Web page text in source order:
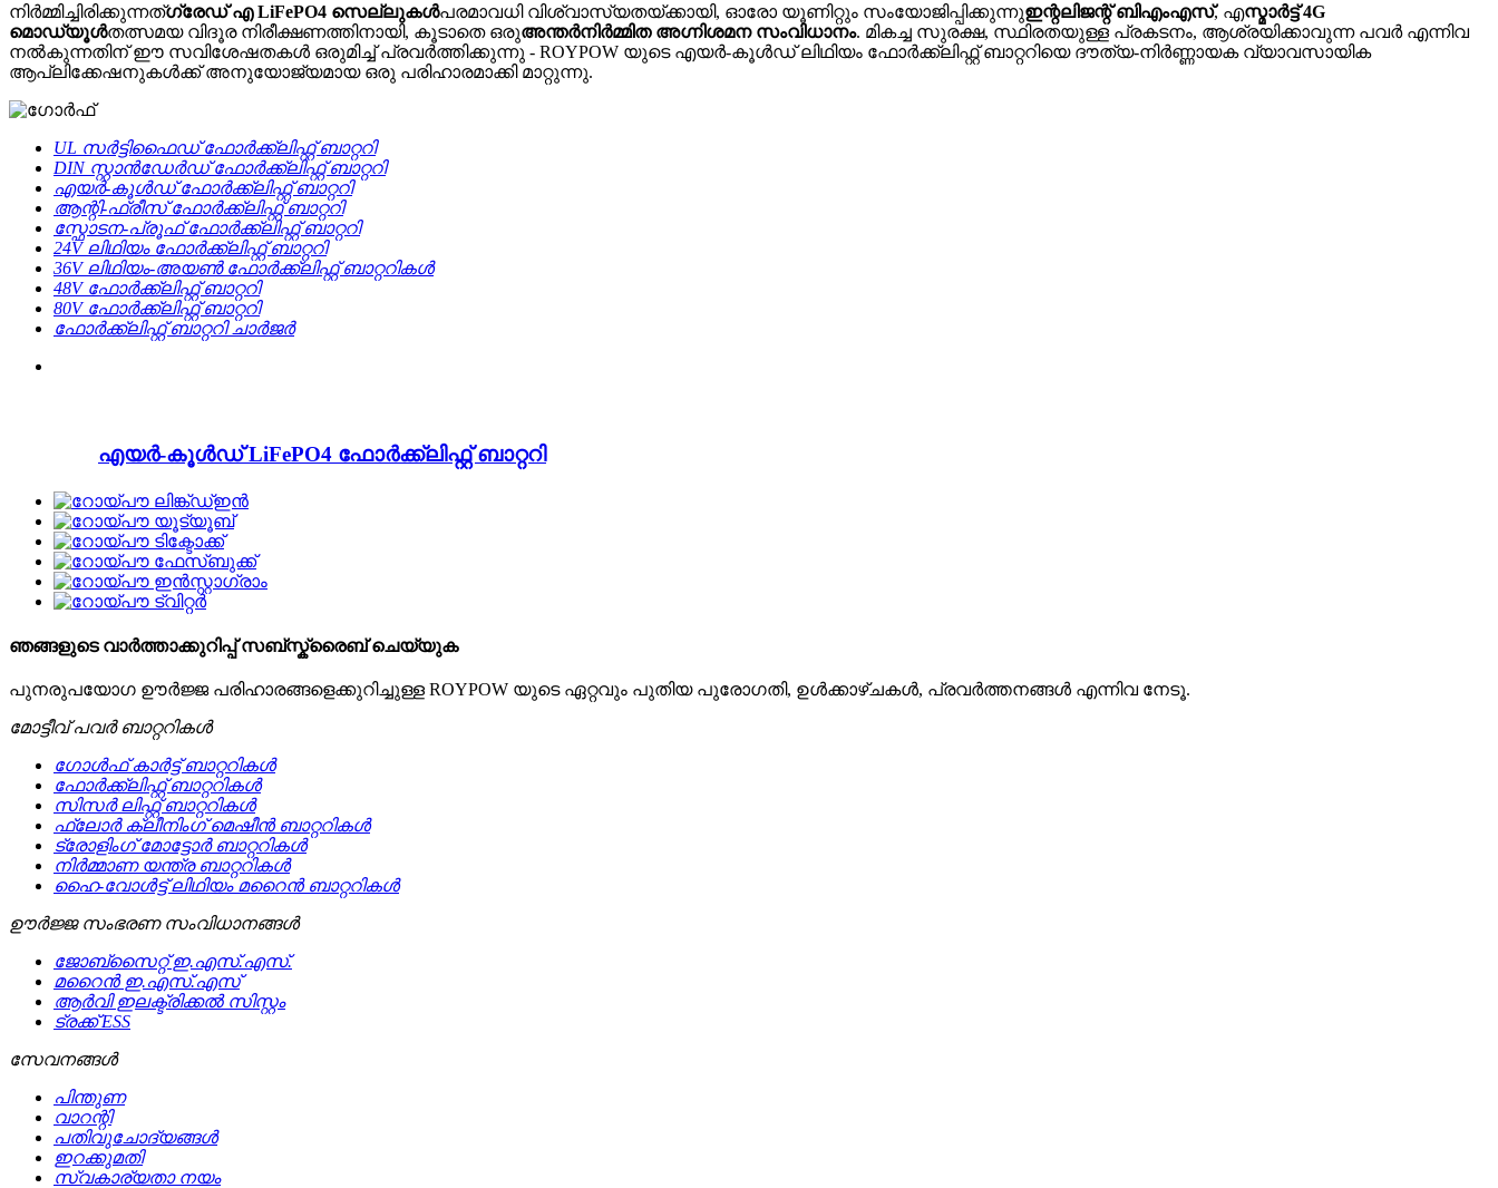
നിർമ്മിച്ചിരിക്കുന്നത്ഗ്രേഡ് എ LiFePO4 സെല്ലുകൾപരമാവധി വിശ്വാസ്യതയ്ക്കായി, ഓരോ യൂണിറ്റും സംയോജിപ്പിക്കുന്നുഇന്റലിജന്റ് ബിഎംഎസ്, എസ്മാർട്ട് 4G
മൊഡ്യൂൾതത്സമയ വിദൂര നിരീക്ഷണത്തിനായി, കൂടാതെ ഒരുഅന്തർനിർമ്മിത അഗ്നിശമന സംവിധാനം. മികച്ച സുരക്ഷ, സ്ഥിരതയുള്ള പ്രകടനം, ആശ്രയിക്കാവുന്ന പവർ എന്നിവ
നൽകുന്നതിന് ഈ സവിശേഷതകൾ ഒരുമിച്ച് പ്രവർത്തിക്കുന്നു - ROYPOW യുടെ എയർ-കൂൾഡ് ലിഥിയം ഫോർക്ക്ലിഫ്റ്റ് ബാറ്ററിയെ ദൗത്യ-നിർണ്ണായക വ്യാവസായിക
ആപ്ലിക്കേഷനുകൾക്ക് അനുയോജ്യമായ ഒരു പരിഹാരമാക്കി മാറ്റുന്നു.
UL സർട്ടിഫൈഡ് ഫോർക്ക്ലിഫ്റ്റ് ബാറ്ററി
DIN സ്റ്റാൻഡേർഡ് ഫോർക്ക്ലിഫ്റ്റ് ബാറ്ററി
എയർ-കൂൾഡ് ഫോർക്ക്ലിഫ്റ്റ് ബാറ്ററി
ആന്റി-ഫ്രീസ് ഫോർക്ക്ലിഫ്റ്റ് ബാറ്ററി
സ്ഫോടന-പ്രൂഫ് ഫോർക്ക്ലിഫ്റ്റ് ബാറ്ററി
24V ലിഥിയം ഫോർക്ക്ലിഫ്റ്റ് ബാറ്ററി
36V ലിഥിയം-അയൺ ഫോർക്ക്ലിഫ്റ്റ് ബാറ്ററികൾ
48V ഫോർക്ക്ലിഫ്റ്റ് ബാറ്ററി
80V ഫോർക്ക്ലിഫ്റ്റ് ബാറ്ററി
ഫോർക്ക്ലിഫ്റ്റ് ബാറ്ററി ചാർജർ
എയർ-കൂൾഡ് LiFePO4 ഫോർക്ക്ലിഫ്റ്റ് ബാറ്ററി
ഞങ്ങളുടെ വാർത്താക്കുറിപ്പ് സബ്സ്ക്രൈബ് ചെയ്യുക
പുനരുപയോഗ ഊർജ്ജ പരിഹാരങ്ങളെക്കുറിച്ചുള്ള ROYPOW യുടെ ഏറ്റവും പുതിയ പുരോഗതി, ഉൾക്കാഴ്ചകൾ, പ്രവർത്തനങ്ങൾ എന്നിവ നേടൂ.
മോട്ടീവ് പവർ ബാറ്ററികൾ
ഗോൾഫ് കാർട്ട് ബാറ്ററികൾ
ഫോർക്ക്ലിഫ്റ്റ് ബാറ്ററികൾ
സിസർ ലിഫ്റ്റ് ബാറ്ററികൾ
ഫ്ലോർ ക്ലീനിംഗ് മെഷീൻ ബാറ്ററികൾ
ട്രോളിംഗ് മോട്ടോർ ബാറ്ററികൾ
നിർമ്മാണ യന്ത്ര ബാറ്ററികൾ
ഹൈ-വോൾട്ട് ലിഥിയം മറൈൻ ബാറ്ററികൾ
ഊർജ്ജ സംഭരണ ​​സംവിധാനങ്ങൾ
ജോബ്‌സൈറ്റ് ഇ.എസ്.എസ്.
മറൈൻ ഇ.എസ്.എസ്
ആർവി ഇലക്ട്രിക്കൽ സിസ്റ്റം
ട്രക്ക് ESS
സേവനങ്ങള്‍
പിന്തുണ
വാറന്റി
പതിവുചോദ്യങ്ങൾ
ഇറക്കുമതി
സ്വകാര്യതാ നയം